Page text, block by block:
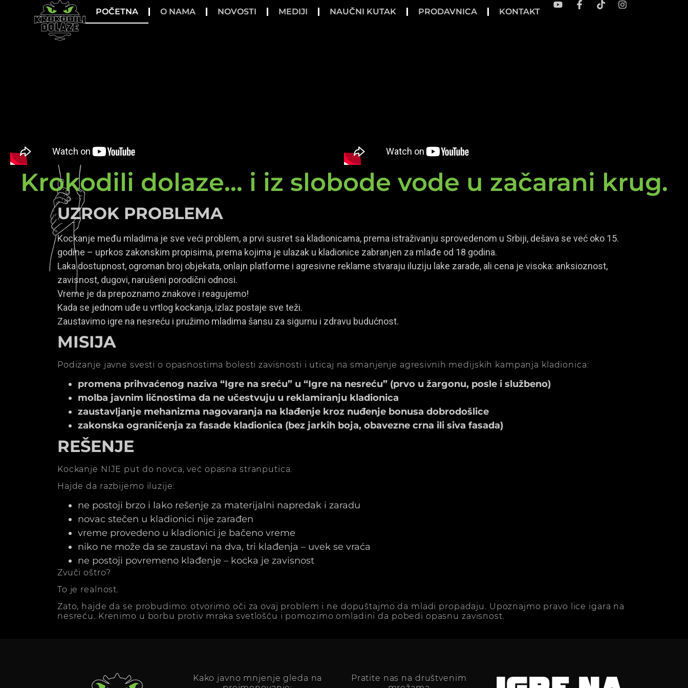
POČETNA O NAMA NOVOSTI MEDIJI NAUČNI KUTAK PRODAVNICA KONTAKT
Krokodili dolaze... i iz slobode vode u začarani krug.
UZROK PROBLEMA
Kockanje među mladima je sve veći problem, a prvi susret sa kladionicama, prema istraživanju sprovedenom u Srbiji, dešava se već oko 15.
godine – uprkos zakonskim propisima, prema kojima je ulazak u kladionice zabranjen za mlađe od 18 godina.
Laka dostupnost, ogroman broj objekata, onlajn platforme i agresivne reklame stvaraju iluziju lake zarade, ali cena je visoka: anksioznost,
zavisnost, dugovi, narušeni porodični odnosi.
Vreme je da prepoznamo znakove i reagujemo!
Kada se jednom uđe u vrtlog kockanja, izlaz postaje sve teži.
Zaustavimo igre na nesreću i pružimo mladima šansu za sigurnu i zdravu budućnost.
MISIJA
Podizanje javne svesti o opasnostima bolesti zavisnosti i uticaj na smanjenje agresivnih medijskih kampanja kladionica:
promena prihvaćenog naziva “Igre na sreću” u “Igre na nesreću” (prvo u žargonu, posle i službeno)
molba javnim ličnostima da ne učestvuju u reklamiranju kladionica
zaustavljanje mehanizma nagovaranja na klađenje kroz nuđenje bonusa dobrodošlice
zakonska ograničenja za fasade kladionica (bez jarkih boja, obavezne crna ili siva fasada)
REŠENJE
Kockanje NIJE put do novca, već opasna stranputica.
Hajde da razbijemo iluzije:
ne postoji brzo i lako rešenje za materijalni napredak i zaradu
novac stečen u kladionici nije zarađen
vreme provedeno u kladionici je bačeno vreme
niko ne može da se zaustavi na dva, tri klađenja – uvek se vraća
ne postoji povremeno klađenje – kocka je zavisnost
Zvuči oštro?
To je realnost.
Zato, hajde da se probudimo: otvorimo oči za ovaj problem i ne dopuštajmo da mladi propadaju. Upoznajmo pravo lice igara na
nesreću. Krenimo u borbu protiv mraka svetlošću i pomozimo omladini da pobedi opasnu zavisnost.
Kako javno mnjenje gleda na
Pratite nas na društvenim